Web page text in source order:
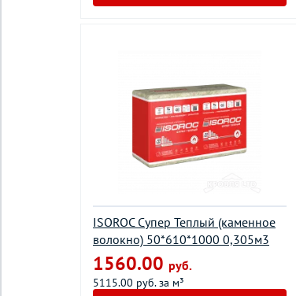
ISOROC Супер Теплый (каменное
волокно) 50*610*1000 0,305м3
1560.00 руб.
5115.00 руб. за м³